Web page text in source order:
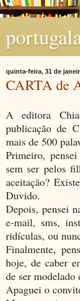
quinta-feira, 31 de
CARTA de
A editora
publicação de
mais de 500
Primeiro,
sem ser pelos
aceitação?
Duvido.
Depois, pensei
e-mail, sms,
ridículas, ou
Finalmente,
hoje, de caber
de ser modelado
Apaguei o